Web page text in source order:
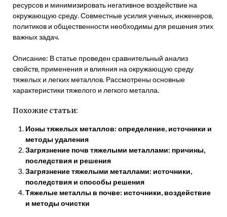
ресурсов и минимизировать негативное воздействие на
окружающую среду. Совместные усилия ученых‚ инженеров‚
политиков и общественности необходимы для решения этих
важных задач.
Описание: В статье проведен сравнительный анализ
свойств‚ применения и влияния на окружающую среду
тяжелых и легких металлов. Рассмотрены основные
характеристики тяжелого и легкого металла.
Похожие статьи:
Ионы тяжелых металлов: определение, источники и
методы удаления
Загрязнение почв тяжелыми металлами: причины,
последствия и решения
Загрязнение тяжелыми металлами: источники,
последствия и способы решения
Тяжелые металлы в почве: источники, воздействие
и методы очистки